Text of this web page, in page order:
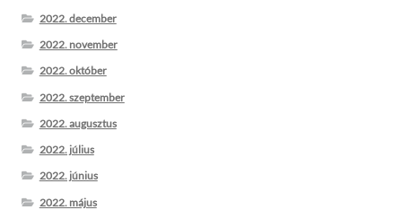
2022. december
2022. november
2022. október
2022. szeptember
2022. augusztus
2022. július
2022. június
2022. május